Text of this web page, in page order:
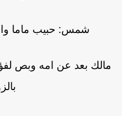
شمس: حبيب ماما
مالك بعد عن امه وبص